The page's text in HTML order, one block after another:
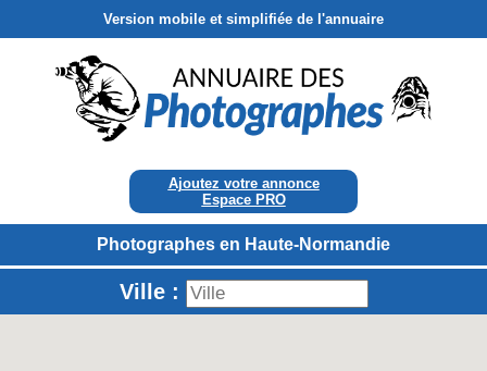
Version mobile et simplifiée de l'annuaire
Ajoutez votre annonce
Espace PRO
Photographes en Haute-Normandie
Ville :